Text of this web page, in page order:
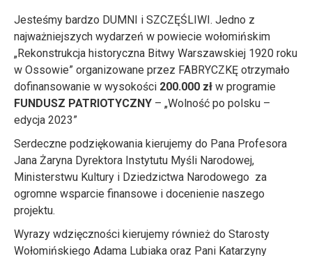
Jesteśmy bardzo DUMNI i SZCZĘŚLIWI. Jedno z
najważniejszych wydarzeń w powiecie wołomińskim
„Rekonstrukcja historyczna Bitwy Warszawskiej 1920 roku
w Ossowie” organizowane przez FABRYCZKĘ otrzymało
dofinansowanie w wysokości 200.000 zł w programie
FUNDUSZ PATRIOTYCZNY – „Wolność po polsku –
edycja 2023”
Serdeczne podziękowania kierujemy do Pana Profesora
Jana Żaryna Dyrektora Instytutu Myśli Narodowej,
Ministerstwu Kultury i Dziedzictwa Narodowego za
ogromne wsparcie finansowe i docenienie naszego
projektu.
Wyrazy wdzięczności kierujemy również do Starosty
Wołomińskiego Adama Lubiaka oraz Pani Katarzyny